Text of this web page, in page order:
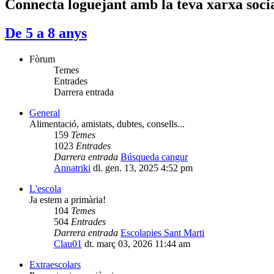
Connecta loguejant amb la teva xarxa
De 5 a 8 anys
Fòrum
Temes
Entrades
Darrera entrada
General
Alimentació, amistats, dubtes, consells...
159 Temes
1023 Entrades
Darrera entrada Búsqueda cangur
Annatriki dl. gen. 13, 2025 4:52 pm
L'escola
Ja estem a primària!
104 Temes
504 Entrades
Darrera entrada Escolapies Sant Marti
Clau01 dt. març 03, 2026 11:44 am
Extraescolars